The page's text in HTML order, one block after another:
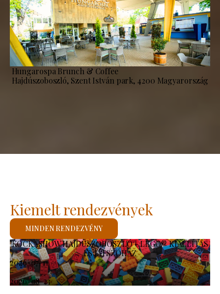
Hungarospa Brunch & Coffee
Hajdúszoboszló, Szent István park, 4200 Magyarország
KOCKASHOW HAJDÚSZOBOSZLÓ - LEGO® KIÁLLÍTÁS
ÉS JÁTSZÓHÁZ
2026-07-11
-
2026-08-23
Kiemelt rendezvények
MINDEN RENDEZVÉNY